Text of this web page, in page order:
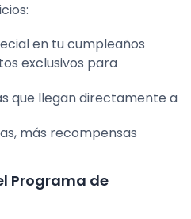
en tu cumpleaños
exclusivos para
que llegan directamente a
más recompensas
Programa de